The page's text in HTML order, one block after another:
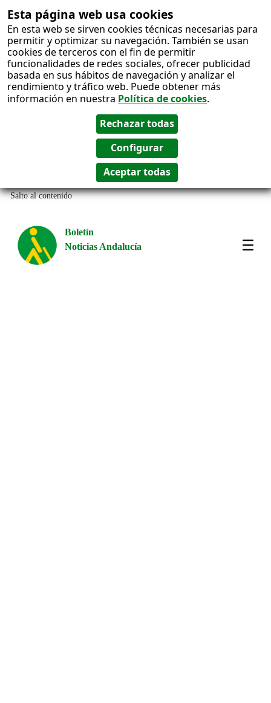
Esta página web usa cookies
En esta web se sirven cookies técnicas necesarias para
permitir y optimizar su navegación. También se usan
cookies de terceros con el fin de permitir
funcionalidades de redes sociales, ofrecer publicidad
basada en sus hábitos de navegación y analizar el
rendimiento y tráfico web. Puede obtener más
información en nuestra Política de cookies.
Salto al contenido
Boletín
Noticias Andalucía